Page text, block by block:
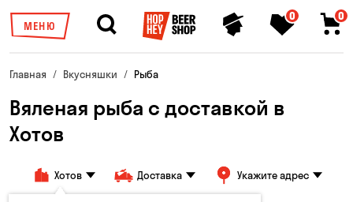
МЕНЮ
0 0
Главная Вкусняшки Рыба
Вяленая рыба с доставкой в ​​
Хотов
Хотов Доставка Укажите адрес